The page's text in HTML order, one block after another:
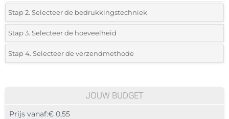
Stap 2. Selecteer de bedrukkingstechniek
*Selecteer de bedrukking en kleuren van het logo:
Reliëfdruk (Enkelzijdig)
Stap 3. Selecteer de hoeveelheid
*Selecteer uit de lijst of voeg het gewenste aantal in
50
Stap 4. Selecteer de verzendmethode
JOUW BUDGET
Prijs vanaf:€ 0,55